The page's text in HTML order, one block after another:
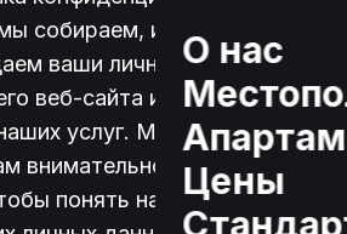
О нас
Цены
собираем, используем,
ваши личные данные при
веб-сайта и
услуг. Мы
внимательно прочитать
понять наши практики